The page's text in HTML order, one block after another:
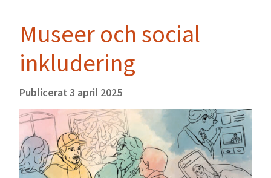
Museer och social
inkludering
Publicerat3 april 2025